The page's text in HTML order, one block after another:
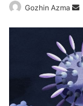
Gozhin Azma